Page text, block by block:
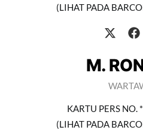
(LIHAT PADA
M.
KARTU PERS
(LIHAT PADA